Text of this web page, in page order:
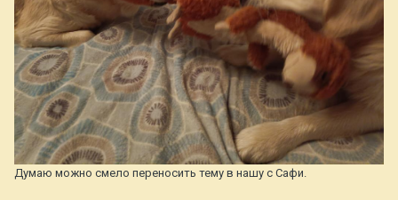
Думаю можно смело переносить тему в нашу с Сафи.